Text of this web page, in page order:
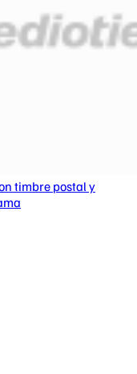
timbre postal y